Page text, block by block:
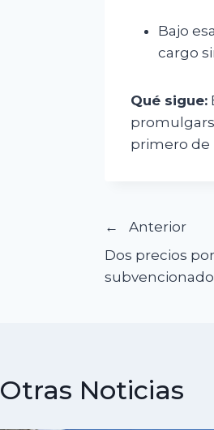
Bajo
cargo
Qué sigue:
primero de
de
Anterior
Dos precios
Otras Noticias